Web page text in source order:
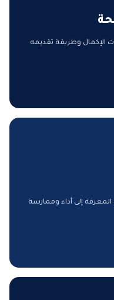
الإكمال وطريقة تقديمه
إلى أداء وممارسة